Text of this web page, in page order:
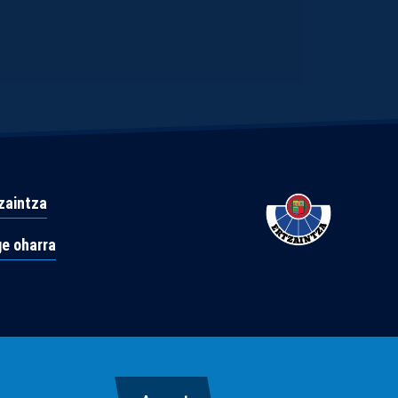
oharra
eta antolatutako kriminalitatearen